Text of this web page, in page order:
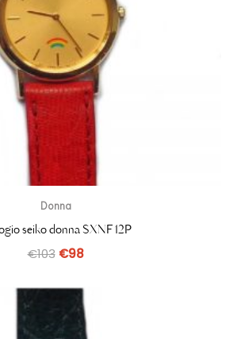
Donna
seiko donna SXNF12P
€103 €98